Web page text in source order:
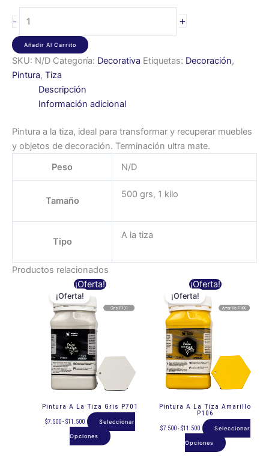
- +
Añadir Al Carrito
SKU: N/D Categoría: Decorativa Etiquetas: Decoración,
Pintura, Tiza
Descripción
Información adicional
Pintura a la tiza, ideal para transformar y recuperar muebles
y objetos de decoración. Terminación ultra mate.
Peso
N/D
Tamaño
500 grs, 1 kilo
Tipo
A la tiza
Productos relacionados
¡Oferta!
¡Oferta!
Pintura A La Tiza Gris P701
$7.500-$11.500
Rango
de
precios:
desde
$7.500
hasta
$11.500
Seleccionar
Opciones
tiene
Las
opciones
elegir
la
¡Oferta!
¡Oferta!
Pintura A La Tiza Amarillo
P106
$7.500-$11.500
Rango
de
precios:
desde
$7.500
hasta
$11.500
Seleccionar
Opciones
tiene
Las
opciones
en
la